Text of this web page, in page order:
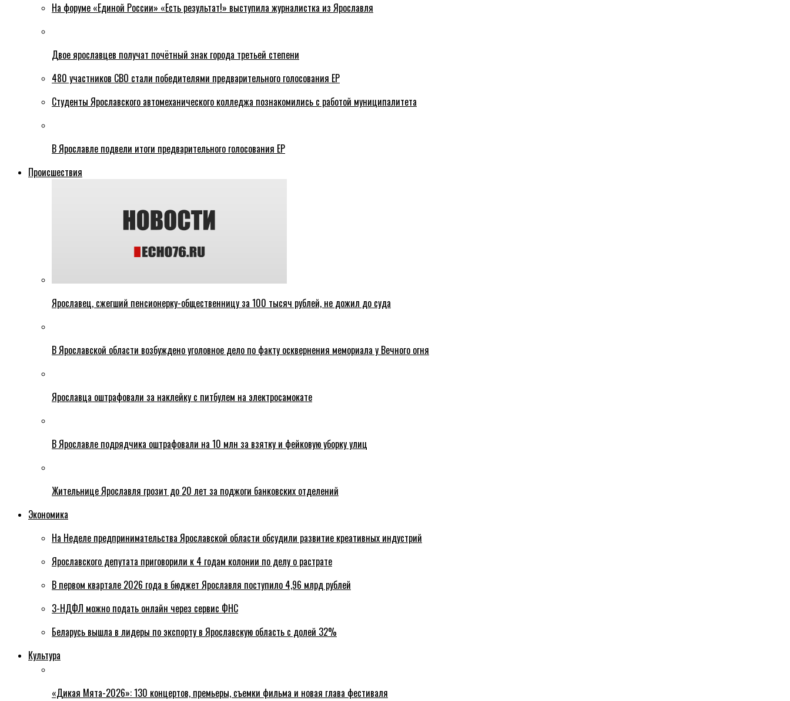
На форуме «Единой России» «Есть результат!» выступила журналистка из Ярославля
Двое ярославцев получат почётный знак города третьей степени
480 участников СВО стали победителями предварительного голосования ЕР
Студенты Ярославского автомеханического колледжа познакомились с работой муниципалитета
В Ярославле подвели итоги предварительного голосования ЕР
Происшествия
Ярославец, сжегший пенсионерку-общественницу за 100 тысяч рублей, не дожил до суда
В Ярославской области возбуждено уголовное дело по факту осквернения мемориала у Вечного огня
Ярославца оштрафовали за наклейку с питбулем на электросамокате
В Ярославле подрядчика оштрафовали на 10 млн за взятку и фейковую уборку улиц
Жительнице Ярославля грозит до 20 лет за поджоги банковских отделений
Экономика
На Неделе предпринимательства Ярославской области обсудили развитие креативных индустрий
Ярославского депутата приговорили к 4 годам колонии по делу о растрате
В первом квартале 2026 года в бюджет Ярославля поступило 4,96 млрд рублей
3-НДФЛ можно подать онлайн через сервис ФНС
Беларусь вышла в лидеры по экспорту в Ярославскую область с долей 32%
Культура
«Дикая Мята-2026»: 130 концертов, премьеры, съемки фильма и новая глава фестиваля